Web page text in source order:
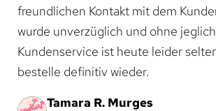
freundlichen Kontakt mit dem
wurde unverzüglich und ohne
Kundenservice ist heute leider
bestelle definitiv wieder.
Tamara R. Murges